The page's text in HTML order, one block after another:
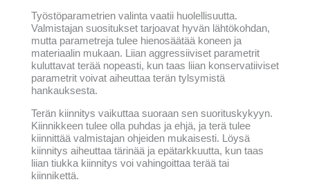
Työstöparametrien valinta vaatii huolellisuutta.
Valmistajan suositukset tarjoavat hyvän lähtökohdan,
mutta parametreja tulee hienosäätää koneen ja
materiaalin mukaan. Liian aggressiiviset parametrit
kuluttavat terää nopeasti, kun taas liian konservatiiviset
parametrit voivat aiheuttaa terän tylsymistä
hankauksesta.
Terän kiinnitys vaikuttaa suoraan sen suorituskykyyn.
Kiinnikkeen tulee olla puhdas ja ehjä, ja terä tulee
kiinnittää valmistajan ohjeiden mukaisesti. Löysä
kiinnitys aiheuttaa tärinää ja epätarkkuutta, kun taas
liian tiukka kiinnitys voi vahingoittaa terää tai
kiinnikettä.